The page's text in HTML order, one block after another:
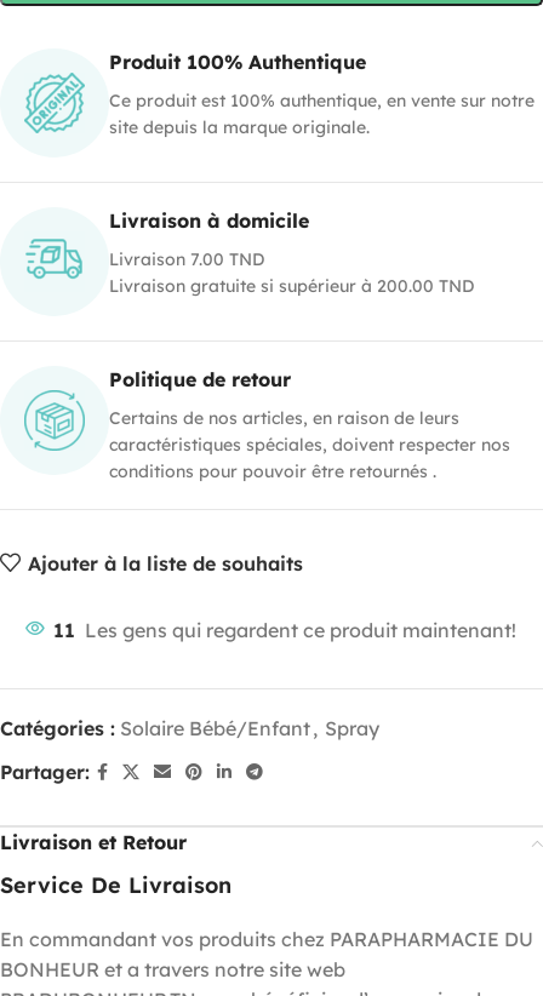
Produit 100% Authentique
Ce produit est 100% authentique, en vente sur notre
site depuis la marque originale.
Livraison à domicile
Livraison 7.00 TND
Livraison gratuite si supérieur à 200.00 TND
Politique de retour
Certains de nos articles, en raison de leurs
caractéristiques spéciales, doivent respecter nos
conditions pour pouvoir être retournés .
Ajouter à la liste de souhaits
11 Les gens qui regardent ce produit maintenant!
Catégories : Solaire Bébé/Enfant, Spray
Partager:
Livraison et Retour
Service De Livraison
En commandant vos produits chez PARAPHARMACIE DU
BONHEUR et a travers notre site web